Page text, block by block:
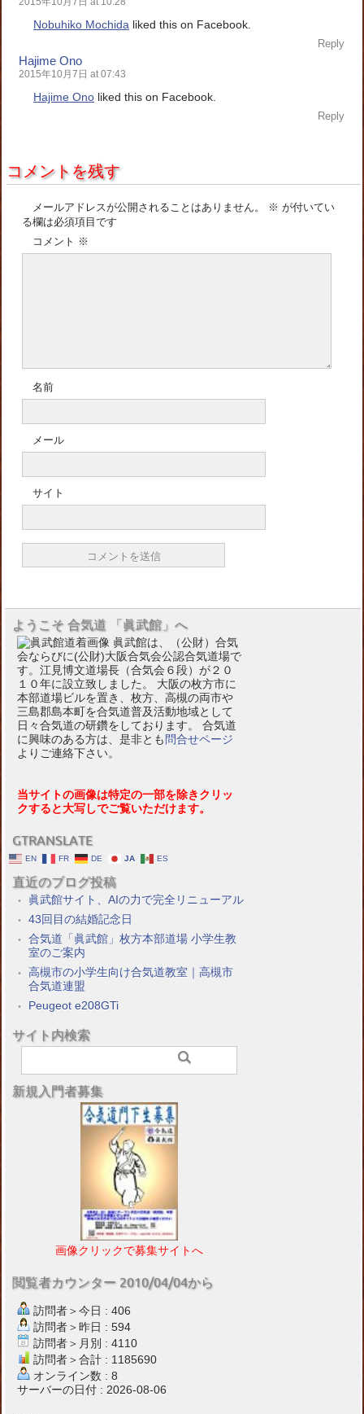
Nobuhiko Mochida liked this on Facebook.
Reply
Hajime Ono
2015年10月7日 at 07:43
Hajime Ono liked this on Facebook.
Reply
コメントを残す
メールアドレスが公開されることはありません。 ※ が付いてい
る欄は必須項目です
コメント ※
名前
メール
サイト
ようこそ 合気道 「眞武館」へ
眞武館は、（公財）合気
会ならびに(公財)大阪合気会公認合気道場で
す。江見博文道場長（合気会６段）が２０
１０年に設立致しました。 大阪の枚方市に
本部道場ビルを置き、枚方、高槻の両市や
三島郡島本町を合気道普及活動地域として
日々合気道の研鑽をしております。 合気道
に興味のある方は、是非とも 問合せページ
よりご連絡下さい。
当サイトの画像は特定の一部を除きクリッ
クすると大写しでご覧いただけます。
GTRANSLATE
EN FR DE JA ES
直近のブログ投稿
眞武館サイト、AIの力で完全リニューアル
43回目の結婚記念日
合気道「眞武館」枚方本部道場 小学生教
室のご案内
高槻市の小学生向け合気道教室｜高槻市
合気道連盟
Peugeot e208GTi
サイト内検索
新規入門者募集
画像クリックで募集サイトへ
閲覧者カウンター 2010/04/04から
訪問者＞今日 : 406
訪問者＞昨日 : 594
訪問者＞月別 : 4110
訪問者＞合計 : 1185690
オンライン数 : 8
サーバーの日付 : 2026-08-06